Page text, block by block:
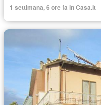
1 settimana, 6 ore fa in Casa.it